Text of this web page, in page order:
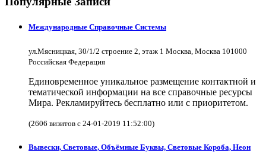
Международные Справочные Системы
ул.Мясницкая, 30/1/2 строение 2, этаж 1 Москва, Москва 101000
Российская Федерация
Единовременное уникальное размещение контактной и
тематической информации на все справочные ресурсы
Мира. Рекламируйтесь бесплатно или с приоритетом.
(2606 визитов с 24-01-2019 11:52:00)
Вывески, Световые, Объёмные Буквы, Световые Короба, Неон